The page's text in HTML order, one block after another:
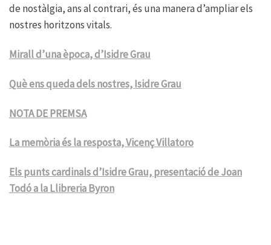
de nostàlgia, ans al contrari, és una manera d’ampliar els
nostres horitzons vitals.
Mirall d’una època, d’Isidre Grau
Què ens queda dels nostres, IsidreGrau
NOTA DE PREMSA
La memòria és la resposta, Vicenç Villatoro
Els punts cardinals d’Isidre Grau, presentació de Joan
Todó a la Llibreria Byron